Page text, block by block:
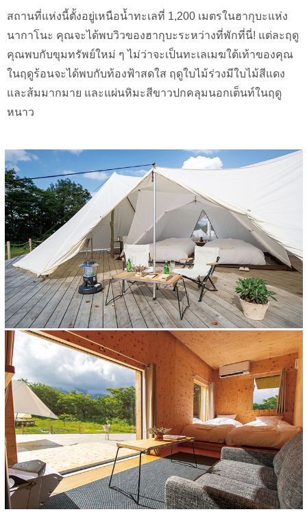
สถานที่แห่งนี้ตั้งอยู่เหนือน้ำทะเลที่ 1,200 เมตรในฮากุบะแห่ง
นากาโนะ คุณจะได้พบวิวของฮากุบะระหว่างที่พักที่นี่! แต่ละฤดู
คุณพบกับขุมทรัพย์ใหม่ ๆ ไม่ว่าจะเป็นทะเลเมฆใต้เท้าของคุณ
ในฤดูร้อนจะได้พบกับท้องฟ้าสดใส ฤดูใบไม้ร่วงมีใบไม้สีแดง
และส้มมากมาย และแผ่นหิมะสีขาวปกคลุมนอกเต็นท์ในฤดู
หนาว